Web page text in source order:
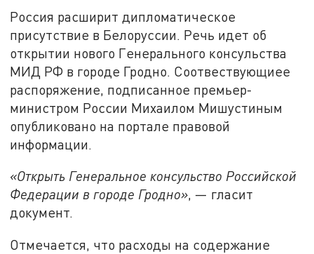
Россия расширит дипломатическое
присутствие в Белоруссии. Речь идет об
открытии нового Генерального консульства
МИД РФ в городе Гродно. Соотвествующиее
распоряжение, подписанное премьер-
министром России Михаилом Мишустиным
опубликовано на портале правовой
информации.
«Открыть Генеральное консульство Российской
Федерации в городе Гродно», — гласит
документ.
Отмечается, что расходы на содержание